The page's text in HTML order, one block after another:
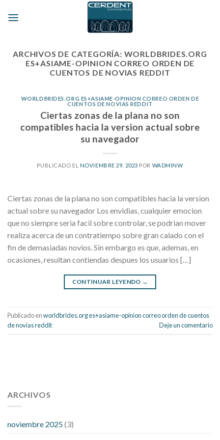
ARCHIVOS DE CATEGORÍA: WORLDBRIDES.ORG
ES+ASIAME-OPINION CORREO ORDEN DE
CUENTOS DE NOVIAS REDDIT
WORLDBRIDES.ORG ES+ASIAME-OPINION CORREO ORDEN DE
CUENTOS DE NOVIAS REDDIT
Ciertas zonas de la plana no son
compatibles hacia la version actual sobre
su navegador
PUBLICADO EL NOVIEMBRE 29, 2023 POR WADMINW
Ciertas zonas de la plana no son compatibles hacia la version
actual sobre su navegador Los envidias, cualquier emocion
que no siempre seri­a facil sobre controlar, se podri­an mover
realiza acerca de un contratiempo sobre gran calado con el
fin de demasiadas novios. Sin embargo es que, ademas, en
ocasiones, resultan contiendas despues los usuarios […]
CONTINUAR LEYENDO →
Publicado enworldbrides.org es+asiame-opinion correo orden de cuentos
de novias reddit
Deje un comentario
pressure 112 50
fitness trackers monitor blood pressure
high low number blood pressure
ARCHIVOS
noviembre 2025(3)